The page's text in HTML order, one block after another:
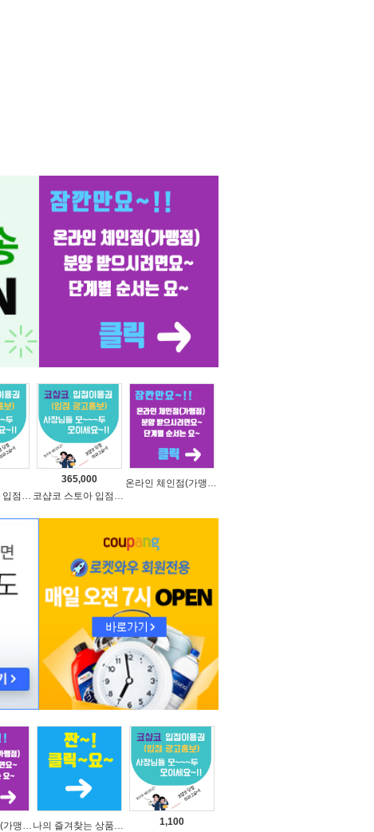
코샵코 스토아 입점 1일 이용권
365,000
코샵코 스토아 입점 1년 이용권
온라인 체인점(가맹점) 분양순서(필독)
온라인 체인점(가맹점) 분양순서(필독) 나의 즐겨찾는 상품 리스트로 편리하게 주문하세요~(쿠팡 다이나믹 배너)
1,100